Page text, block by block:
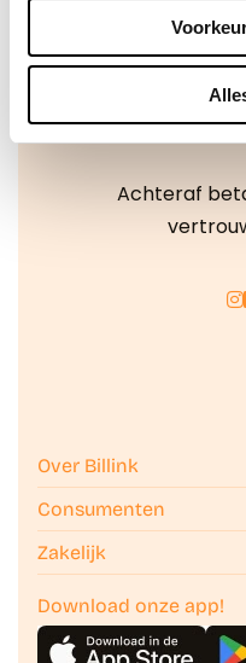
moment wijzigen of
en
kunnen ontvangen en
Achteraf
Over Billink
Consumenten
Zakelijk
Download onze app!